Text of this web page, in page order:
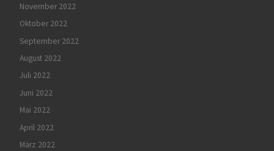
November 2022
Oktober 2022
September 2022
August 2022
Juli 2022
Juni 2022
Mai 2022
April 2022
März 2022